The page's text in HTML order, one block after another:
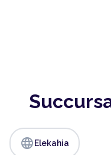
language Elekahia